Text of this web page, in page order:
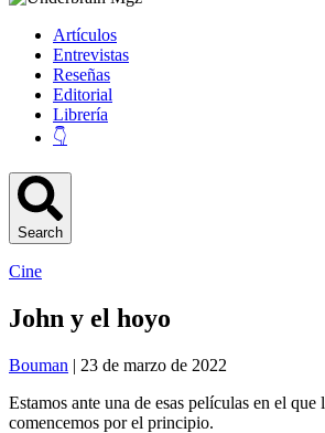
Artículos
Entrevistas
Reseñas
Editorial
Librería
👇
Search
Cine
John y el hoyo
Bouman | 23 de marzo de 2022
Estamos ante una de esas películas en el
comencemos por el principio.